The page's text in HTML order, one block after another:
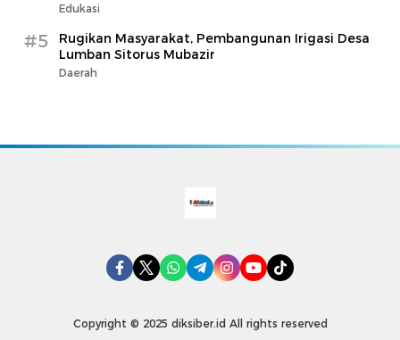
Edukasi
#5
Rugikan Masyarakat, Pembangunan Irigasi Desa
Lumban Sitorus Mubazir
Daerah
Copyright © 2025 diksiber.id All rights reserved